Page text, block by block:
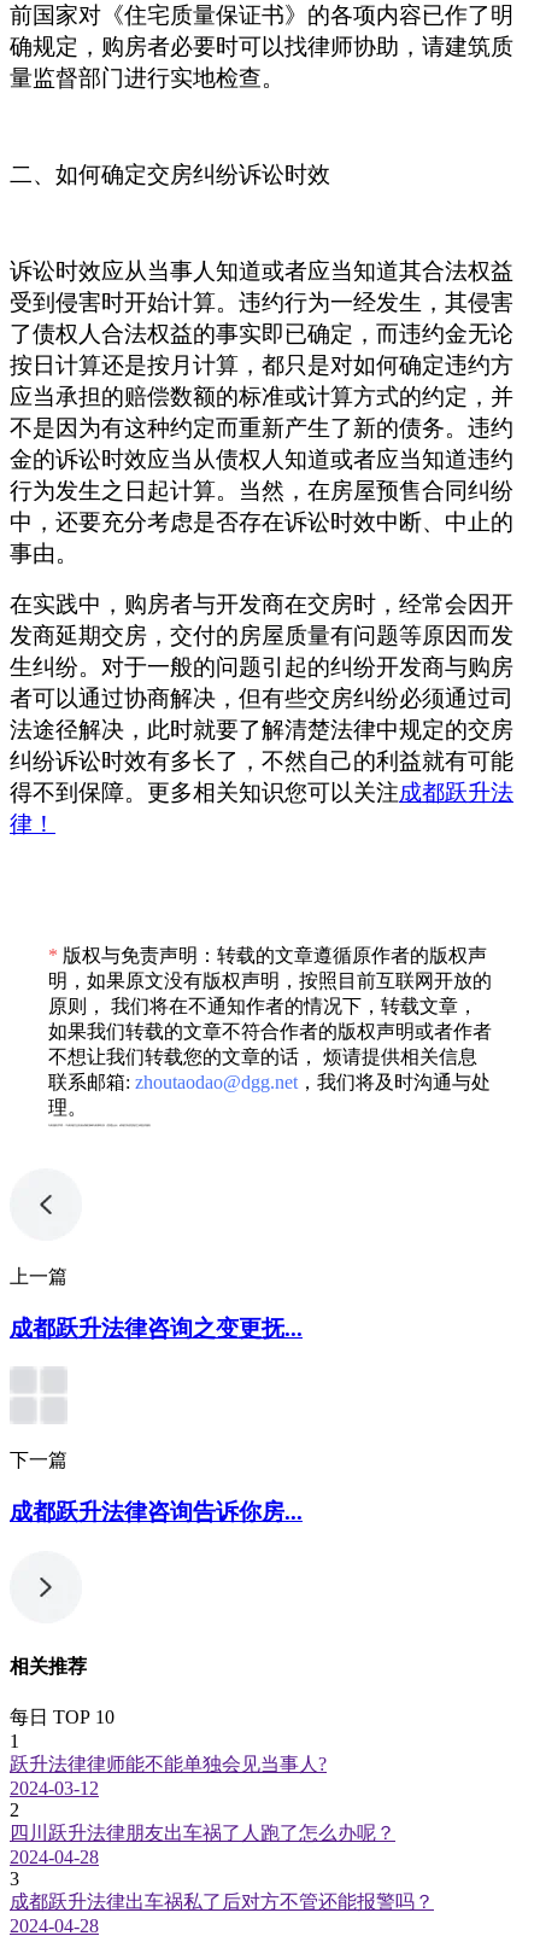
前国家对《住宅质量保证书》的各项内容已作了明
确规定，购房者必要时可以找律师协助，请建筑质
量监督部门进行实地检查。
二、如何确定交房纠纷诉讼时效
诉讼时效应从当事人知道或者应当知道其合法权益
受到侵害时开始计算。违约行为一经发生，其侵害
了债权人合法权益的事实即已确定，而违约金无论
按日计算还是按月计算，都只是对如何确定违约方
应当承担的赔偿数额的标准或计算方式的约定，并
不是因为有这种约定而重新产生了新的债务。违约
金的诉讼时效应当从债权人知道或者应当知道违约
行为发生之日起计算。当然，在房屋预售合同纠纷
中，还要充分考虑是否存在诉讼时效中断、中止的
事由。
在实践中，购房者与开发商在交房时，经常会因开
发商延期交房，交付的房屋质量有问题等原因而发
生纠纷。对于一般的问题引起的纠纷开发商与购房
者可以通过协商解决，但有些交房纠纷必须通过司
法途径解决，此时就要了解清楚法律中规定的交房
纠纷诉讼时效有多长了，不然自己的利益就有可能
得不到保障。更多相关知识您可以关注成都跃升法
律！
* 版权与免责声明：转载的文章遵循原作者的版权声
明，如果原文没有版权声明，按照目前互联网开放的
原则， 我们将在不通知作者的情况下，转载文章，
如果我们转载的文章不符合作者的版权声明或者作者
不想让我们转载您的文章的话， 烦请提供相关信息
联系邮箱: zhoutaodao@dgg.net ，我们将及时沟通与处
理。
上一篇
成都跃升法律咨询之变更抚...
下一篇
成都跃升法律咨询告诉你房...
相关推荐
每日 TOP 10
1
跃升法律律师能不能单独会见当事人?
2024-03-12
2
四川跃升法律朋友出车祸了人跑了怎么办呢？
2024-04-28
3
成都跃升法律出车祸私了后对方不管还能报警吗？
2024-04-28